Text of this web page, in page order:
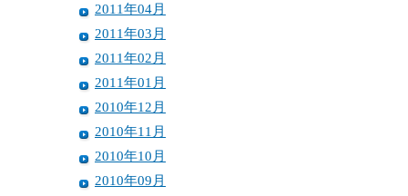
2011年04月
2011年03月
2011年02月
2011年01月
2010年12月
2010年11月
2010年10月
2010年09月